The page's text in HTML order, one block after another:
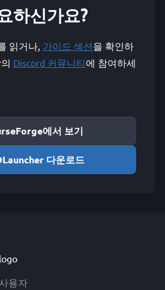
하신가요?
읽거나, 가이드 섹션을 확인하
Discord 커뮤니티에 참여하세
에서 보기
다운로드
용자